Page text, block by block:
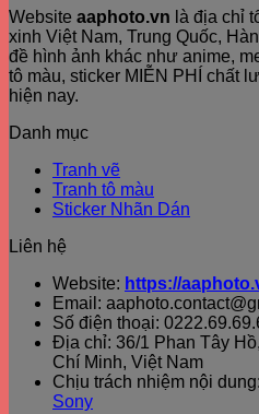
Website aaphoto.vn là địa chỉ
xinh Việt Nam, Trung Quốc,
đề hình ảnh khác như anime,
tô màu, sticker MIỄN PHÍ chất
hiện nay.
Danh mục
Tranh vẽ
Tranh tô màu
Sticker Nhãn Dán
Liên hệ
Website: https://
Email:
Số điện thoại:
Địa chỉ: 36/1 Phan Tây
Chí Minh, Việt Nam
Chịu trách nhiệm nội
Sony